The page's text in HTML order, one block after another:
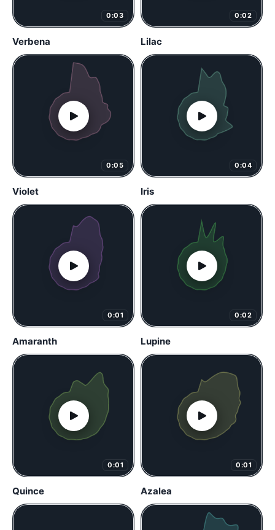
0:03
Verbena
0:02
Lilac
0:05
Violet
0:04
Iris
0:01
Amaranth
0:02
Lupine
0:01
Quince
0:01
Azalea